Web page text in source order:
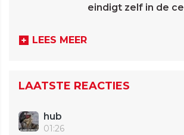
eindigt zelf in de cel
LEES MEER
LAATSTE REACTIES
hub
01:26